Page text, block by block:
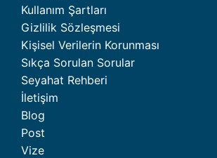
Kullanım Şartları
Gizlilik Sözleşmesi
Kişisel Verilerin Korunması
Sıkça Sorulan Sorular
Seyahat Rehberi
İletişim
Blog
Post
Vize